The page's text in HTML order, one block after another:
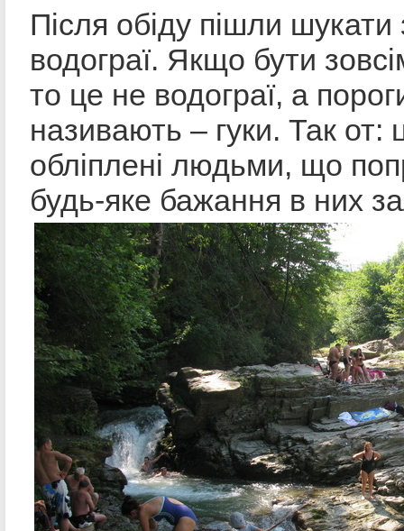
Після обіду пішли шукати
водограї. Якщо бути
то це не водограї, а
називають – гуки. Так от:
обліплені людьми, що
будь-яке бажання в них